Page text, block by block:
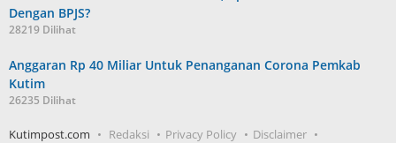
Dengan BPJS?
28219 Dilihat
Anggaran Rp 40 Miliar Untuk Penanganan Corona Pemkab
Kutim
26235 Dilihat
Kutimpost.com Redaksi Privacy Policy
Disclaimer